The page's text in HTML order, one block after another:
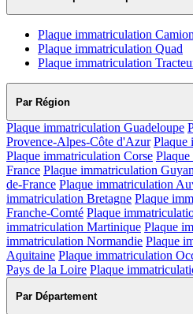
Plaque immatriculation Camion
Plaque immatriculation Quad
Plaque immatriculation
Par Région
Plaque immatriculation Guadeloupe
Provence-Alpes-Côte d'Azur Plaque
Plaque immatriculation Corse
France Plaque immatriculation
de-France Plaque immatriculation
immatriculation Bretagne Plaque
Franche-Comté Plaque
immatriculation Martinique Plaque
immatriculation Normandie Plaque
Aquitaine Plaque immatriculation
Pays de la Loire Plaque
Par Département